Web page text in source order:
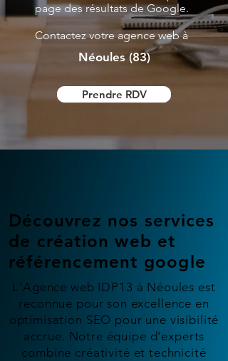
page des résultats de Google.
Contactez votre agence web à
Néoules (83)
Prendre RDV
Découvrez nos services
de création web et
référencement google
L'Agence web IDP13 à Néoules est
reconnue pour son excellence en
optimisation SEO pour une visibilité
accrue. Notre équipe d'experts
combine créativité et technicité